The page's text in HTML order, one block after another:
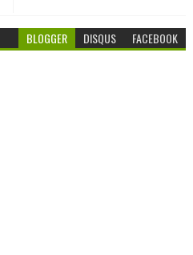
BLOGGER DISQUS FACEBOOK